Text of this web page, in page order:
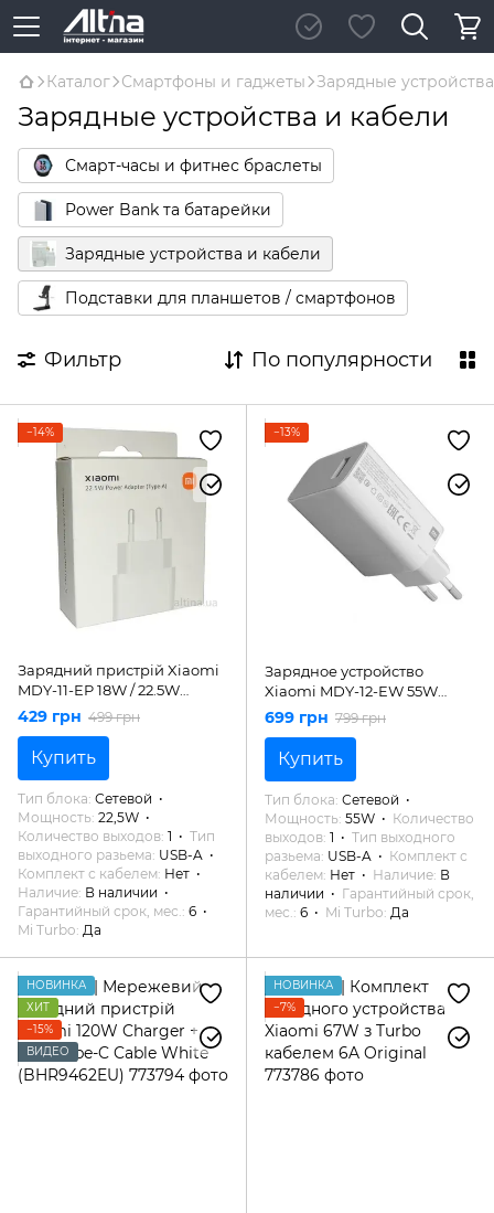
Каталог Смартфоны и гаджеты Зарядные
Зарядные устройства и кабели
Смарт-часы и фитнес браслеты
Power Bank та батарейки
Зарядные устройства и кабели
Подставки для планшетов / смартфонов
Фильтр По популярности
−14%
Зарядний пристрій Xiaomi
MDY-11-EP 18W / 22.5W
ORIGINAL
429 грн 499 грн
Купить
Тип блока Сетевой
Мощность 22,5W
Количество выходов 1
Тип
выходного разьема USB-A
Комплект с кабелем Нет
Наличие В наличии
Гарантийный срок, мес. 6
Mi Turbo Да
−13%
Зарядное устройство
Xiaomi MDY-12-EW 55W
ORIGINAL
699 грн 799 грн
Купить
Тип блока Сетевой
Мощность 55W
Количество
выходов 1
Тип выходного
разьема USB-A
Комплект с
кабелем Нет Наличие В
наличии
Гарантийный срок,
мес. 6 Mi Turbo Да
НОВИНКА
ХИТ
−15%
ВИДЕО
НОВИНКА
−7%